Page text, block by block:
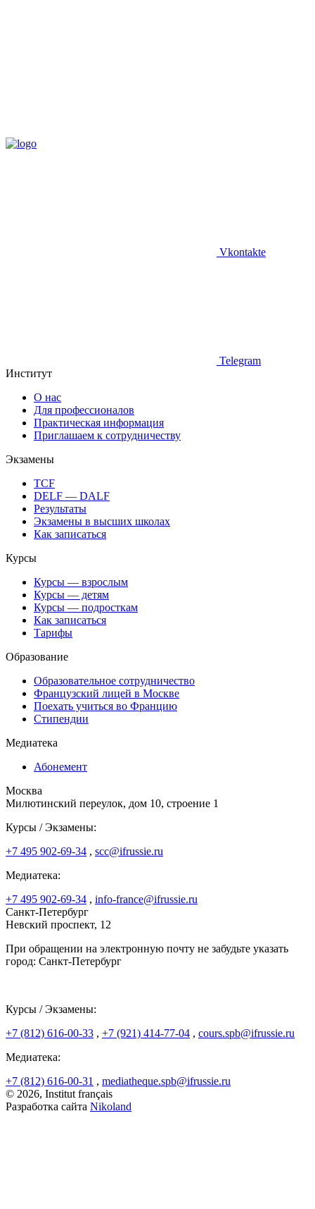
Vkontakte
Telegram
Институт
О нас
Для профессионалов
Практическая информация
Приглашаем к сотрудничеству
Экзамены
TCF
DELF — DALF
Результаты
Экзамены в высших школах
Как записаться
Курсы
Курсы — взрослым
Курсы — детям
Курсы — подросткам
Как записаться
Тарифы
Образование
Образовательное сотрудничество
Французский лицей в Москве
Поехать учиться во Францию
Стипендии
Медиатека
Абонемент
Москва
Милютинский переулок, дом 10, строение 1
Курсы / Экзамены:
+7 495 902-69-34 , scc@ifrussie.ru
Медиатека:
+7 495 902-69-34 , info-france@ifrussie.ru
Санкт-Петербург
Невский проспект, 12
При обращении на электронную почту не забудьте указать
город: Санкт-Петербург
Курсы / Экзамены:
+7 (812) 616-00-33 , +7 (921) 414-77-04 , cours.spb@ifrussie.ru
Медиатека:
+7 (812) 616-00-31 , mediatheque.spb@ifrussie.ru
© 2026, Institut français
Разработка сайта Nikoland